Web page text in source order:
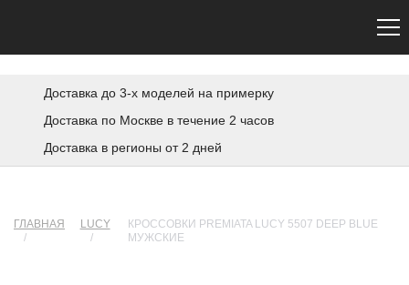
Доставка до 3-х моделей на примерку
Доставка по Москве в течение 2 часов
Доставка в регионы от 2 дней
ГЛАВНАЯ
/
LUCY
/
КРОССОВКИ PREMIATA LUCY 5507 DEEP BLUE
МУЖСКИЕ